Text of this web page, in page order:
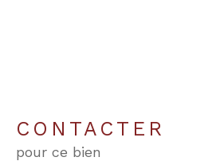
CONTACTER
pour ce bien